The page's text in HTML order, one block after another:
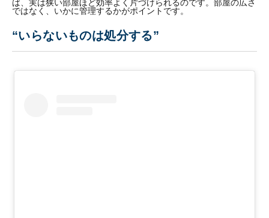
ば、実は狭い部屋ほど効率よく片づけられるのです。部屋の広さ
ではなく、いかに管理するかがポイントです。
“いらないものは処分する”